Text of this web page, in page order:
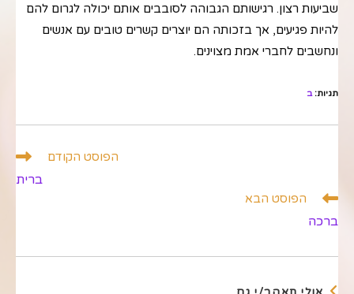
שביעות רצון. רגישותם הגבוהה לסובבים אותם יכולה לגרום להם
להיות פגיעים, אך בזכותה הם יוצרים קשרים טובים עם אנשים
ונחשבים לחברי אמת מצוינים.
תגיות:ב
הפוסט הקודם
ברית
הפוסט הבא
ברכה